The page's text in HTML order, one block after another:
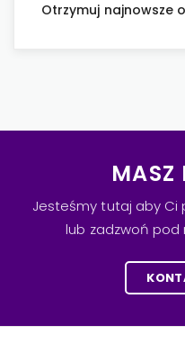
Otrzymuj najnowsze
MASZ
Jesteśmy tutaj aby Ci
lub zadzwoń pod